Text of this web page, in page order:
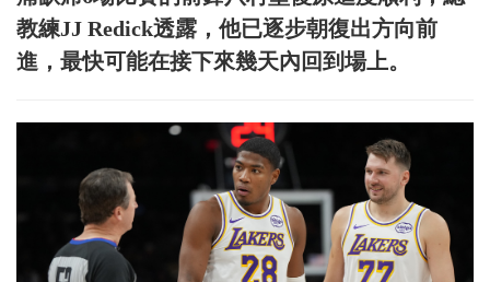
教練JJ Redick透露，他已逐步朝復出方向前
進，最快可能在接下來幾天內回到場上。